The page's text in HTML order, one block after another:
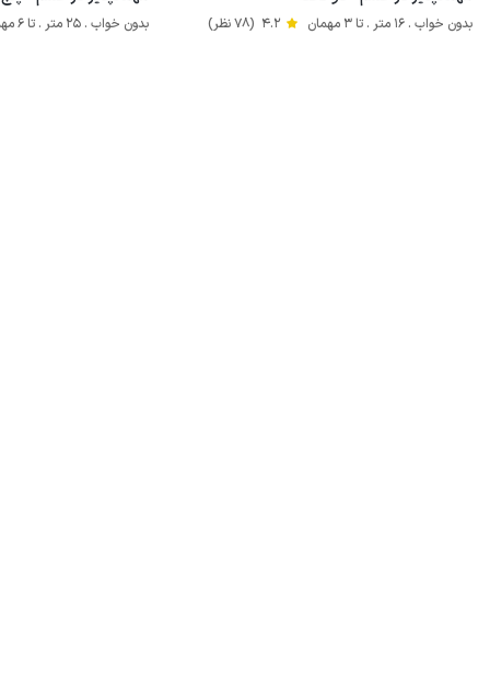
بدون خواب . 16 متر . تا 3 مهمان 4.2 (78 نظر) بدون خواب . 25 متر . تا 6 مهمان